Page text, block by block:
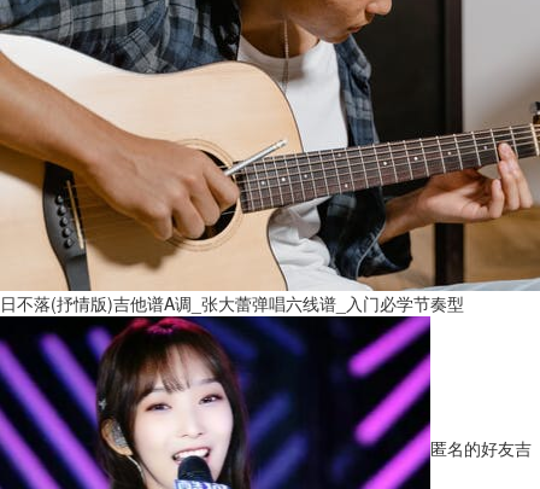
日不落(抒情版)吉他谱A调_张大蕾弹唱六线谱_入门必学节奏型
匿名的好友吉